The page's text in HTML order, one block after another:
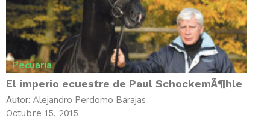
Pecuaria
El imperio ecuestre de Paul SchockemÃ¶hle
Autor: Alejandro Perdomo Barajas
Octubre 15, 2015